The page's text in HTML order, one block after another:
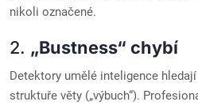
nikoli označené.
2. „Bustness“ chybí
Detektory umělé inteligence
struktuře věty („výbuch“).